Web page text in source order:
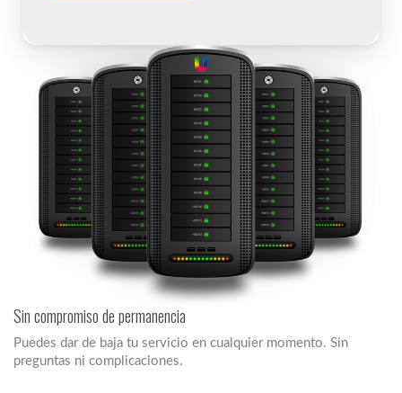
Sin compromiso de permanencia
Puedes dar de baja tu servicio en cualquier momento. Sin
preguntas ni complicaciones.